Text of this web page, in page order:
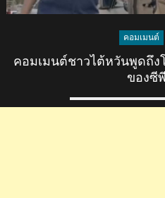
คอมเมนต์
คอมเมนต์ชาวไต้หวันพูดถึ
ของซี